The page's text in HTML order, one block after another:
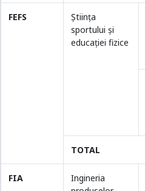
FEFS
Ştiinţa
sportului și
educației fizice
TOTAL
FIA
Ingineria